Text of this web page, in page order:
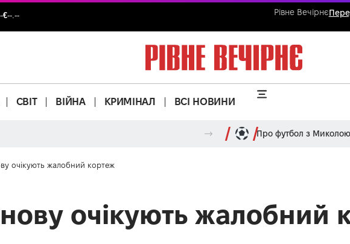
€--.-- Рівне Вечірнє
СВІТ ВІЙНА КРИМІНАЛ ВСІ НОВИНИ
Про футбол з
очікують жалобний кортеж
очікують жалобний